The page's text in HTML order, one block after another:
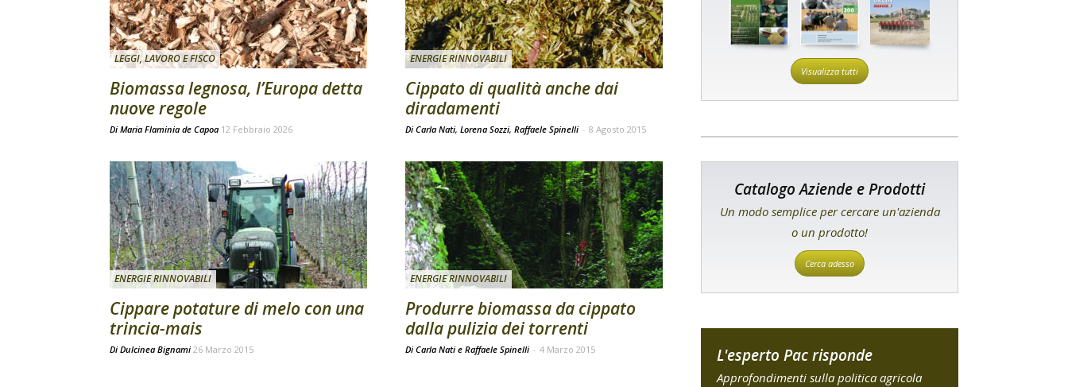
LEGGI, LAVORO E FISCO
Biomassa legnosa, l’Europa detta
nuove regole
Di Maria Flaminia de Capoa 12 Febbraio 2026
ENERGIE RINNOVABILI
Cippato di qualità anche dai
diradamenti
Di Carla Nati, Lorena Sozzi, Raffaele Spinelli - 8 Agosto 2015
ENERGIE RINNOVABILI
Cippare potature di melo con una
trincia-mais
Di Dulcinea Bignami 26 Marzo 2015
ENERGIE RINNOVABILI
Produrre biomassa da cippato
dalla pulizia dei torrenti
Di Carla Nati e Raffaele Spinelli - 4 Marzo 2015
Visualizza tutti
Catalogo Aziende e Prodotti
Un modo semplice per cercare un'azienda
o un prodotto!
Cerca adesso
L'esperto Pac risponde
Approfondimenti sulla politica agricola